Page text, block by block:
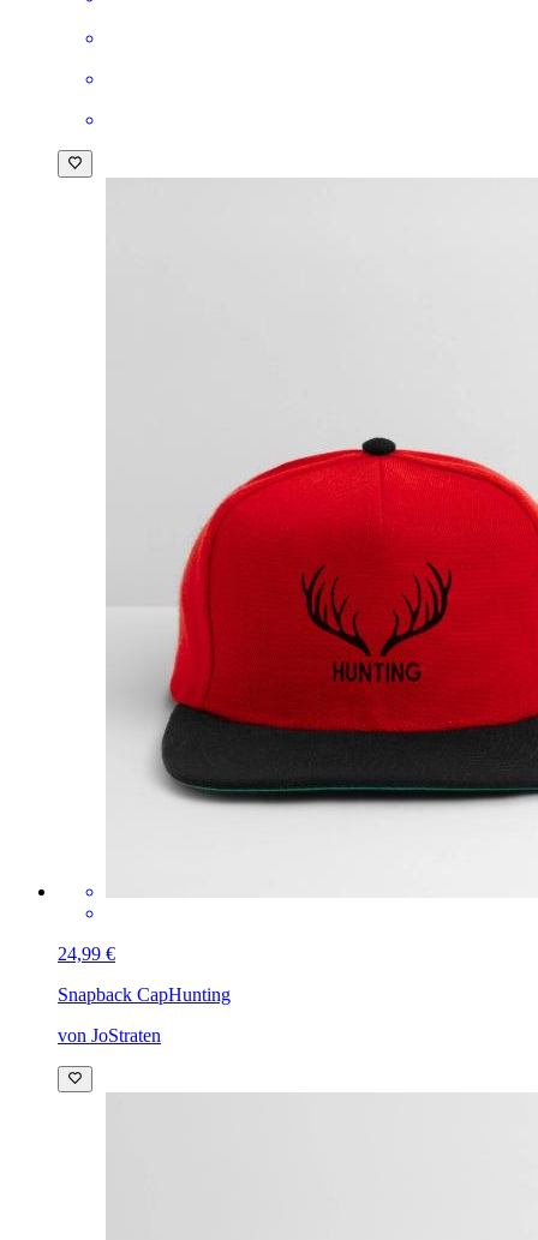
24,99 €
Snapback CapHunting
von JoStraten